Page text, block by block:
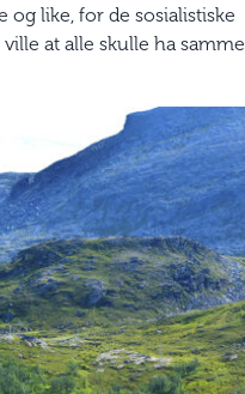
og like, for de sosialistiske
at alle skulle ha samme